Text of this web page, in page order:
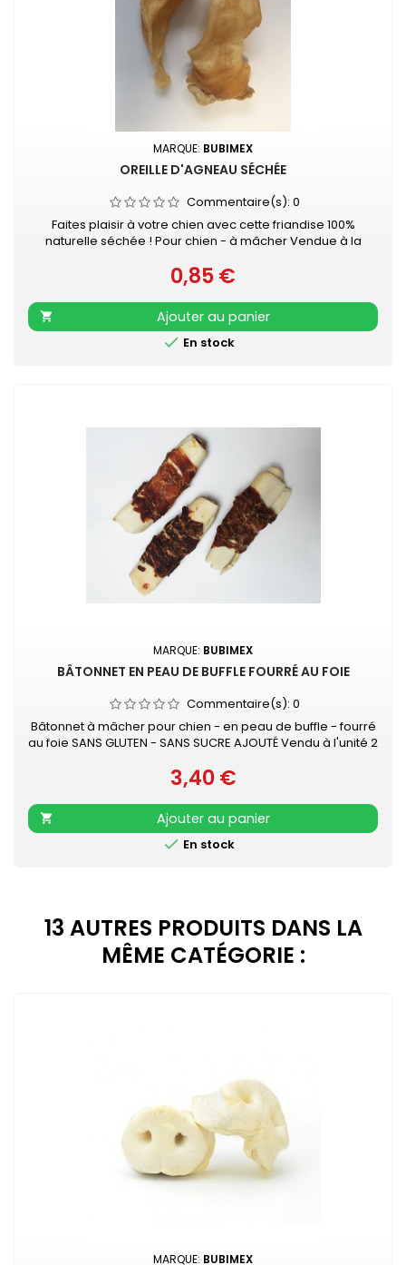
MARQUE: BUBIMEX
OREILLE D'AGNEAU SÉCHÉE
Commentaire(s): 0
Faites plaisir à votre chien avec cette friandise 100%
naturelle séchée ! Pour chien - à mâcher Vendue à la
Prix
0,85 €

Ajouter au panier
 En stock
MARQUE: BUBIMEX
BÂTONNET EN PEAU DE BUFFLE FOURRÉ AU FOIE
Commentaire(s): 0
Bâtonnet à mâcher pour chien - en peau de buffle - fourré
au foie SANS GLUTEN - SANS SUCRE AJOUTÉ Vendu à l'unité 2
Prix
3,40 €

Ajouter au panier
 En stock
13 AUTRES PRODUITS DANS LA
MÊME CATÉGORIE :
MARQUE: BUBIMEX